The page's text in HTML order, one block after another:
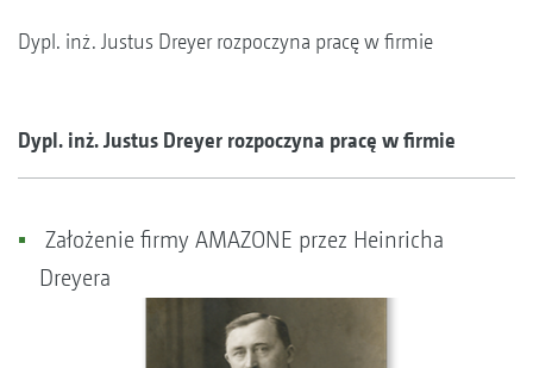
Dypl. inż. Justus Dreyer rozpoczyna pracę w firmie
Dypl. inż. Justus Dreyer rozpoczyna pracę w firmie
Założenie firmy AMAZONE przez Heinricha
Dreyera